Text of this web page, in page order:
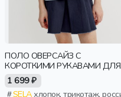
ПОЛО ОВЕРСАЙЗ С
КОРОТКИМИ РУКАВАМИ ДЛЯ
ДЕВОЧЕК
1 699 ₽
SELAхлопок, трикотаж, россия,